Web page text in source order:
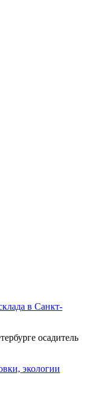
в Санкт-
осадитель
экологии